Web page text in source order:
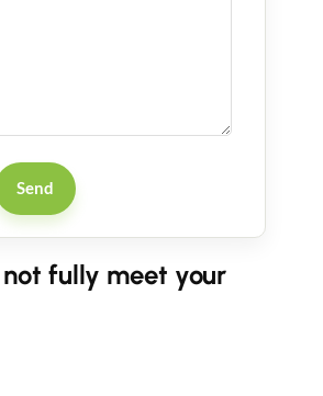
Send
fully meet your